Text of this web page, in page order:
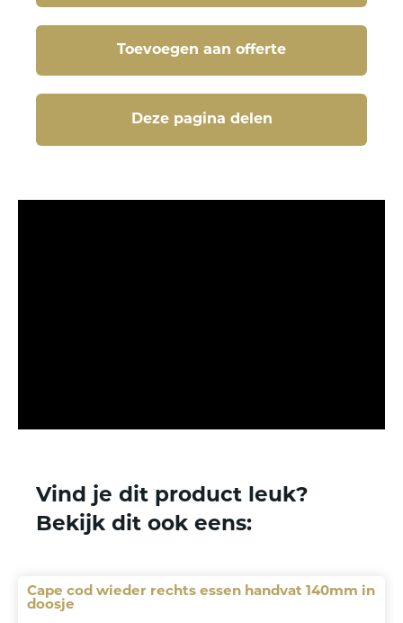
Toevoegen aan offerte
Deze pagina delen
Vind je dit product leuk?
Bekijk dit ook eens:
Cape cod wieder rechts essen handvat 140mm in
doosje